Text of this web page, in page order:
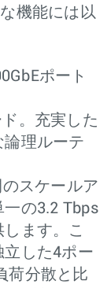
機能には以
ポート
。充実した
理ルーテ
スケールア
一の3.2 Tbps
ます。こ
した4ポー
荷分散と比